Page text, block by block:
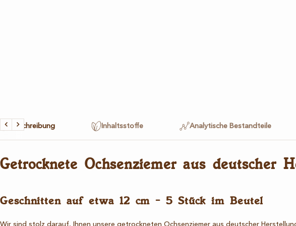
Beschreibung Inhaltsstoffe Analytische Bestandteile
ZurückWeiter
Getrocknete Ochsenziemer aus
Geschnitten auf etwa 12 cm - 5 Stück im Beutel
Wir sind stolz darauf, Ihnen unsere getrockneten Ochsenziemer aus deutscher